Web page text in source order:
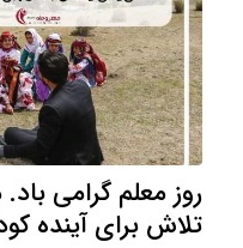
روز معلم گرامی
تلاش برای آینده